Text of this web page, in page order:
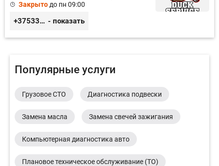
Закрытодо пн 09:00
+375333416710 - показать
Популярные услуги
Грузовое СТО Диагностика подвески
Замена масла Замена свечей зажигания
Компьютерная диагностика авто
Плановое техническое обслуживание (ТО)